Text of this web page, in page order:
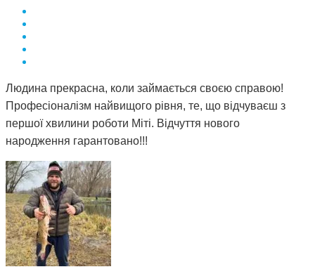
Людина прекрасна, коли займається своєю справою!
Професіоналізм найвищого рівня, те, що відчуваєш з
першої хвилини роботи Міті. Відчуття нового
народження гарантовано!!!